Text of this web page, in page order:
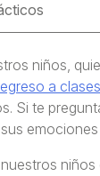
niños,
a clases
Si te